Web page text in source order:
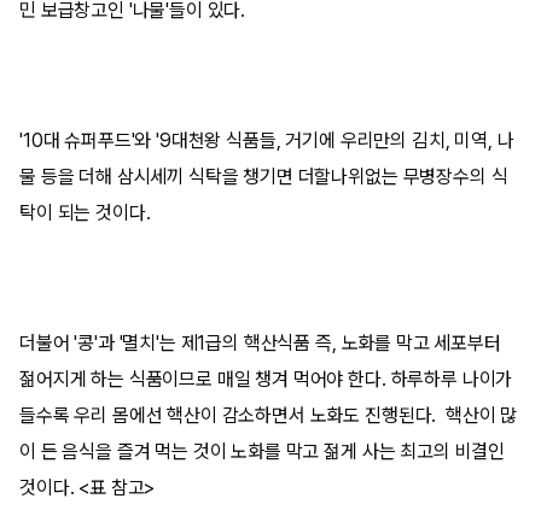
민 보급창고인 '나물'들이 있다.
'10대 슈퍼푸드'와 '9대천왕 식품들, 거기에 우리만의 김치, 미역, 나
물 등을 더해 삼시세끼 식탁을 챙기면 더할나위없는 무병장수의 식
탁이 되는 것이다.
더불어 '콩'과 '멸치'는 제1급의 핵산식품 즉, 노화를 막고 세포부터
젊어지게 하는 식품이므로 매일 챙겨 먹어야 한다. 하루하루 나이가
들수록 우리 몸에선 핵산이 감소하면서 노화도 진행된다. 핵산이 많
이 든 음식을 즐겨 먹는 것이 노화를 막고 젊게 사는 최고의 비결인
것이다. <표 참고>